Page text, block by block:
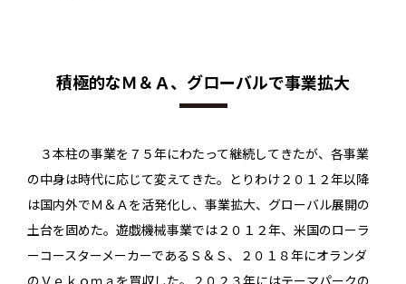
積極的なＭ＆Ａ、グローバルで事業拡大
３本柱の事業を７５年にわたって継続してきたが、各事業
の中身は時代に応じて変えてきた。とりわけ２０１２年以降
は国内外でＭ＆Ａを活発化し、事業拡大、グローバル展開の
土台を固めた。遊戯機械事業では２０１２年、米国のローラ
ーコースターメーカーであるＳ＆Ｓ、２０１８年にオランダ
のＶｅｋｏｍａを買収した。２０２３年にはテーマパークの